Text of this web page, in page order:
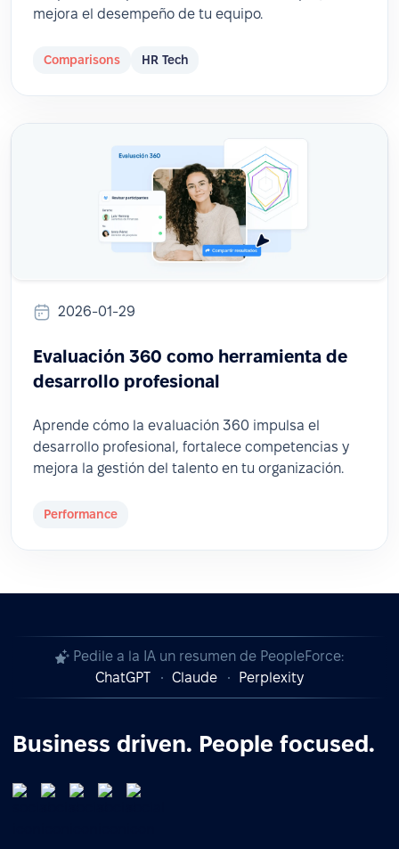
mejora el desempeño de tu equipo.
Comparisons HR Tech
2026-01-29
Evaluación 360 como herramienta de
desarrollo profesional
Aprende cómo la evaluación 360 impulsa el
desarrollo profesional, fortalece competencias y
mejora la gestión del talento en tu organización.
Performance
Pedile a la IA un resumen de PeopleForce:
ChatGPT
Claude Perplexity
Business driven. People focused.